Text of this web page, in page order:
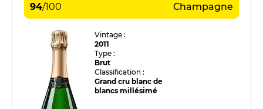
94/100 Champagne
Vintage :
2011
Type :
Brut
Classification :
Grand cru blanc de
blancs millésimé